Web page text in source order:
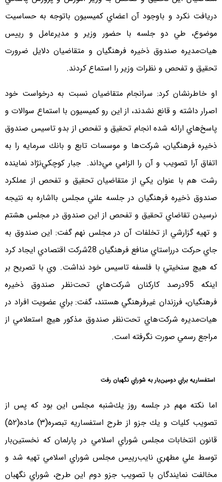
دريافت نكرد و باوجود آن اعضاي كميسيون باتوجه به حساسيت
موضوع، طي دو جلسه با حضور وزير و مديرعامل و رييس
هيات‌مديره صندوق ذخيره فرهنگيان و متقاضيان دلايل ضرورت
تحقيق و تفحص و نظرات وزير را استماع كردند.
او خاطرنشان كرد: سرانجام متقاضيان نسبت به درخواست خود
اصرار داشته و قانع نشدند، از اين رو كميسيون با استماع سوالات و
پاسخ‌هاي ارائه شده انجام تحقيق و تفحص از بدو تاسيس صندوق
ذخيره فرهنگيان، شركت‌ها و موسسات تابع و بانك سرمايه را به
اتفاق آرا‌ تصويب و آن را الزامي مي‌داند. جبار كوچكي‌نژاد نماينده
رشت هم با عنوان يكي از متقاضيان تحقيق و تفحص از عملكرد
صندوق ذخيره فرهنگيان در جلسه علني مجلس بااشاره به نتيجه
نرسيدن تقاضاي تحقيق و تفحص از اين صندوق در مجلس هشتم
و تهيه گزارشي از تخلفات آن در مجلس نهم گفت: اين صندوق به
جاي حركت درراستاي منافع فرهنگيان 28شركت اقتصادي ايجاد كرد
كه هيچ سنخيتي با فلسفه تاسيس خود نداشت. وي با تصريح بر
اينكه 95درصد كاركنان شركت‌هاي تحت‌نظر صندوق ذخيره
فرهنگيان، فرزندان غيرفرهنگي هستند، گفت: براي عضويت افراد در
هيات‌مديره شركت‌هاي تحت‌نظر صندوق مذكور هيچ استعلامي از
مراجع رسمي صورت نگرفته است.
استفساريه براي دومين‌بار به شوراي نگهبان رفت
اما نكته مهم در جلسه روز يك‌شنبه مجلس اين بود كه پس از
تصويب كليات و يك جزو از طرح استفساريه تبصره(۳) ماده(۵۲)
قانون انتخابات مجلس شوراي اسلامي در پارلمان كه نخستين‌بار
توسط علي مطهري نايب‌رييس مجلس شوراي اسلامي تهيه شد و
مخالفت نمايندگان با تصويب جزو دوم اين طرح، شوراي نگهبان